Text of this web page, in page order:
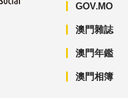
GOV.MO
澳門雜誌
澳門年鑑
澳門相簿